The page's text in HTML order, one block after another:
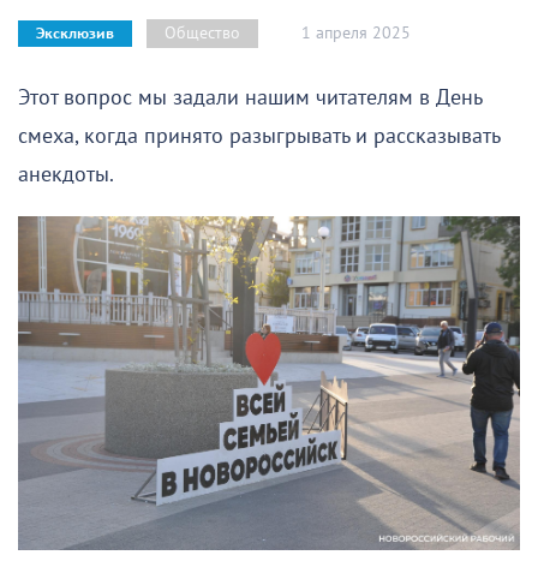
Эксклюзив Общество 1 апреля 2025
Этот вопрос мы задали нашим читателям в День
смеха, когда принято разыгрывать и рассказывать
анекдоты.